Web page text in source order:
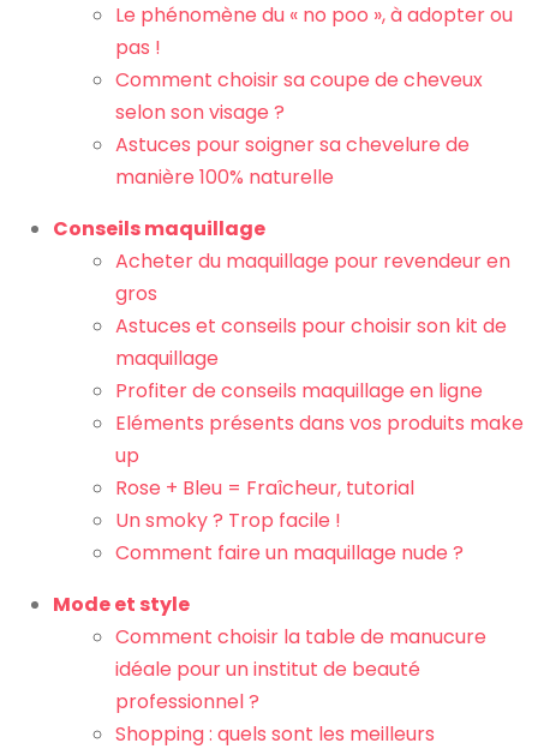
Le phénomène du « no poo », à adopter ou
pas !
Comment choisir sa coupe de cheveux
selon son visage ?
Astuces pour soigner sa chevelure de
manière 100% naturelle
Conseils maquillage
Acheter du maquillage pour revendeur en
gros
Astuces et conseils pour choisir son kit de
maquillage
Profiter de conseils maquillage en ligne
Eléments présents dans vos produits make
up
Rose + Bleu = Fraîcheur, tutorial
Un smoky ? Trop facile !
Comment faire un maquillage nude ?
Mode et style
Comment choisir la table de manucure
idéale pour un institut de beauté
professionnel ?
Shopping : quels sont les meilleurs